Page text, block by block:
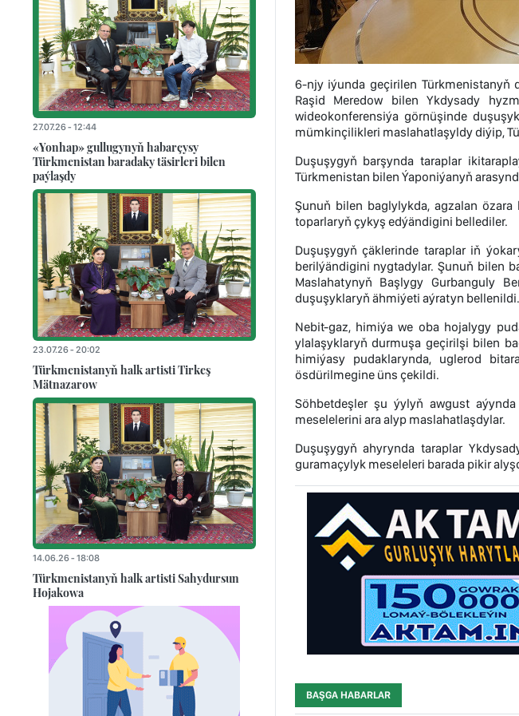
6-njy iýunda geçirilen
Raşid Meredow bilen Ykdysady
wideokonferensiýa görnüşinde
mümkinçilikleri maslahatlaşyldy diýip,
Duşuşygyň barşynda taraplar
Türkmenistan bilen Ýaponiýanyň
Şunuň bilen baglylykda, agzalan
toparlaryň çykyş edýändigini bellediler.
Duşuşygyň çäklerinde taraplar iň
berilýändigini nygtadylar. Şunuň bilen
Maslahatynyň Başlygy Gurbanguly
duşuşyklaryň ähmiýeti aýratyn bellenildi.
Nebit-gaz, himiýa we oba hojalygy
ylalaşyklaryň durmuşa geçirilşi bilen
himiýasy pudaklarynda, uglerod
ösdürilmegine üns çekildi.
Söhbetdeşler şu ýylyň awgust
meselelerini ara alyp maslahatlaşdylar.
Duşuşygyň ahyrynda taraplar
guramaçylyk meseleleri barada pikir
BAŞGA HABARLAR
27.07.26 - 12:44
«Yonhap» gullugynyň habarçysy
Türkmenistan baradaky täsirleri bilen
paýlaşdy
23.07.26 - 20:02
Türkmenistanyň halk artisti Tirkeş
Mätnazarow
14.06.26 - 18:08
Türkmenistanyň halk artisti Sahydursun
Hojakowa